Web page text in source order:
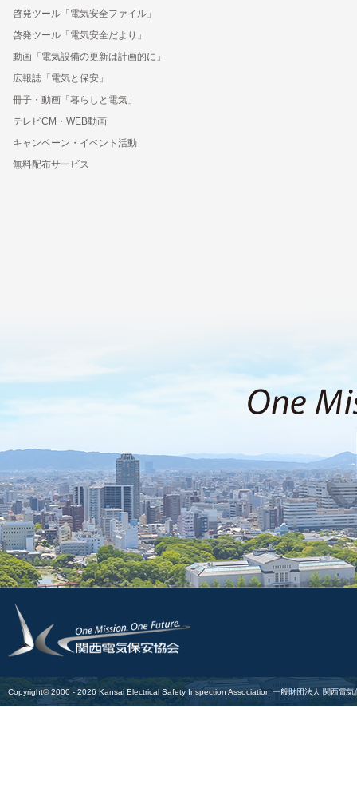
啓発ツール「電気安全ファイル」
啓発ツール「電気安全だより」
動画「電気設備の更新は計画的に」
広報誌「電気と保安」
冊子・動画「暮らしと電気」
テレビCM・WEB動画
キャンペーン・イベント活動
無料配布サービス
Copyright© 2000 -2026 Kansai Electrical Safety Inspection Association 一般財団法人 関西電気